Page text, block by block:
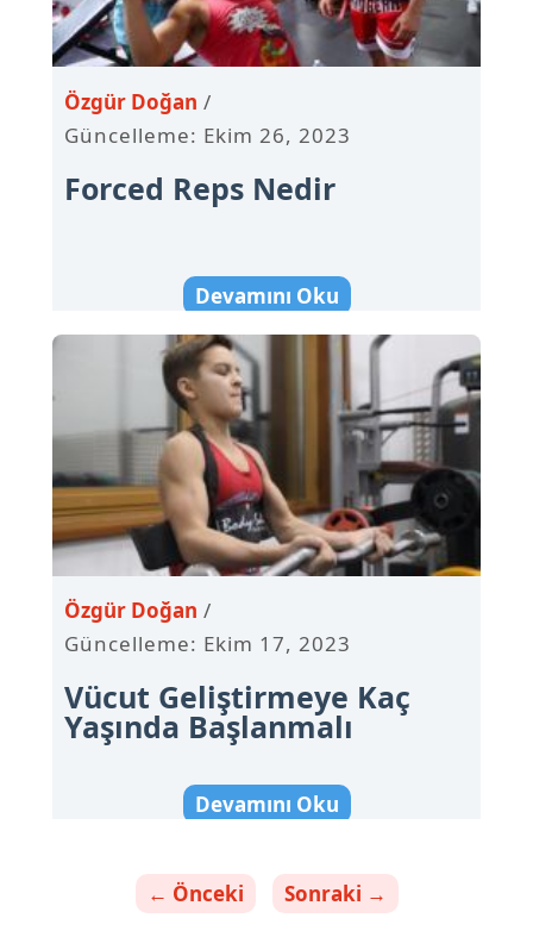
Forced Reps Nedir
Güncelleme: Ekim 26, 2023
Özgür Doğan
Devamını Oku
Vücut Geliştirmeye Kaç
Yaşında Başlanmalı
Güncelleme: Ekim 17, 2023
Özgür Doğan
Devamını Oku
← Önceki Sonraki →